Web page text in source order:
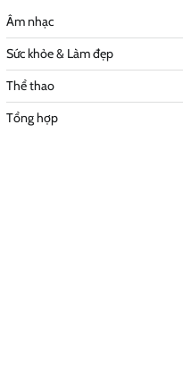
Âm nhạc
Sức khỏe & Làm đẹp
Thể thao
Tổng hợp